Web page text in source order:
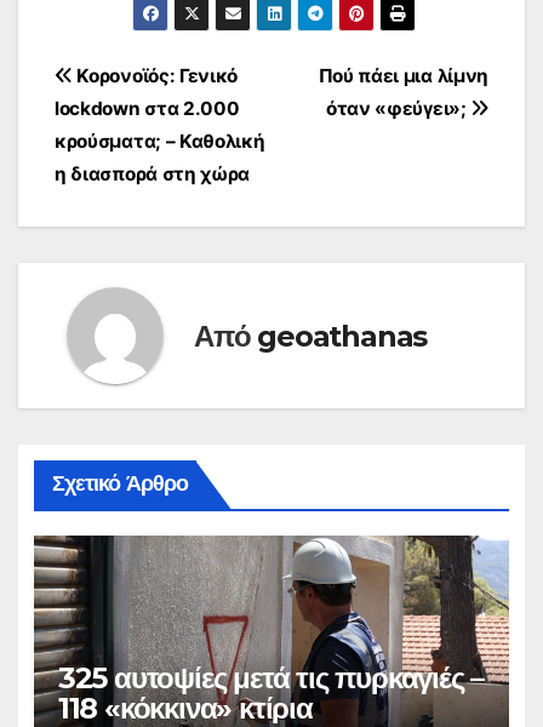
εργοδότες και θα την
Πλοήγηση
άρθρων
Πού πάει μια λίμνη
όταν «φεύγει»;
Κορονοϊός: Γενικό
lockdown στα 2.000
κρούσματα; – Καθολική
η διασπορά στη χώρα
Από geoathanas
Σχετικό Άρθρο
325 αυτοψίες μετά τις πυρκαγιές –
118 «κόκκινα» κτίρια